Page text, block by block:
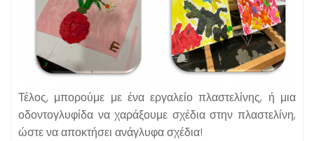
Τέλος, μπορούμε με ένα εργαλείο πλαστελίνης, ή μια
οδοντογλυφίδα να χαράξουμε σχέδια στην πλαστελίνη,
ώστε να αποκτήσει ανάγλυφα σχέδια!